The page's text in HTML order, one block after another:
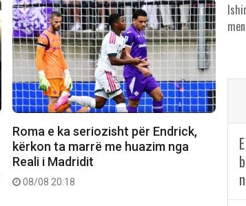
Roma e ka seriozisht për Endrick,
kërkon ta marrë me huazim nga
Reali i Madridit
08/08 20:18